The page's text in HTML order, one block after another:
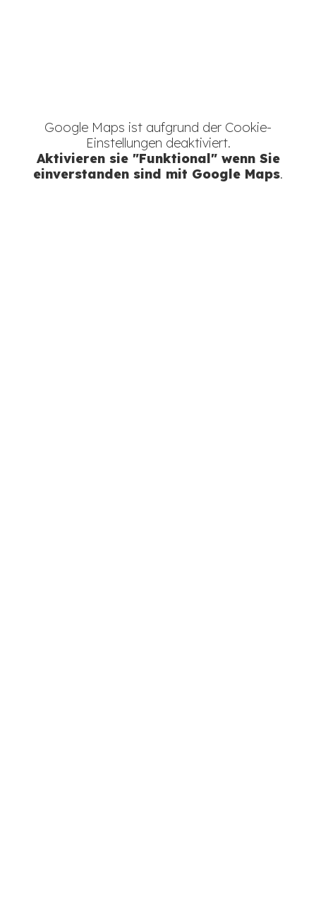
Google Maps ist aufgrund der Cookie-
Einstellungen deaktiviert.
Aktivieren sie "Funktional" wenn Sie
einverstanden sind mit Google Maps.